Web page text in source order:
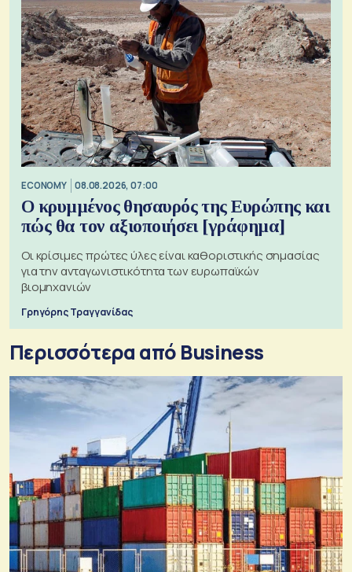
ECONOMY 08.08.2026, 07:00
Ο κρυμμένος θησαυρός της Ευρώπης και
πώς θα τον αξιοποιήσει [γράφημα]
Οι κρίσιμες πρώτες ύλες είναι καθοριστικής σημασίας
για την ανταγωνιστικότητα των ευρωπαϊκών
βιομηχανιών
Γρηγόρης Τραγγανίδας
Περισσότερα από Business